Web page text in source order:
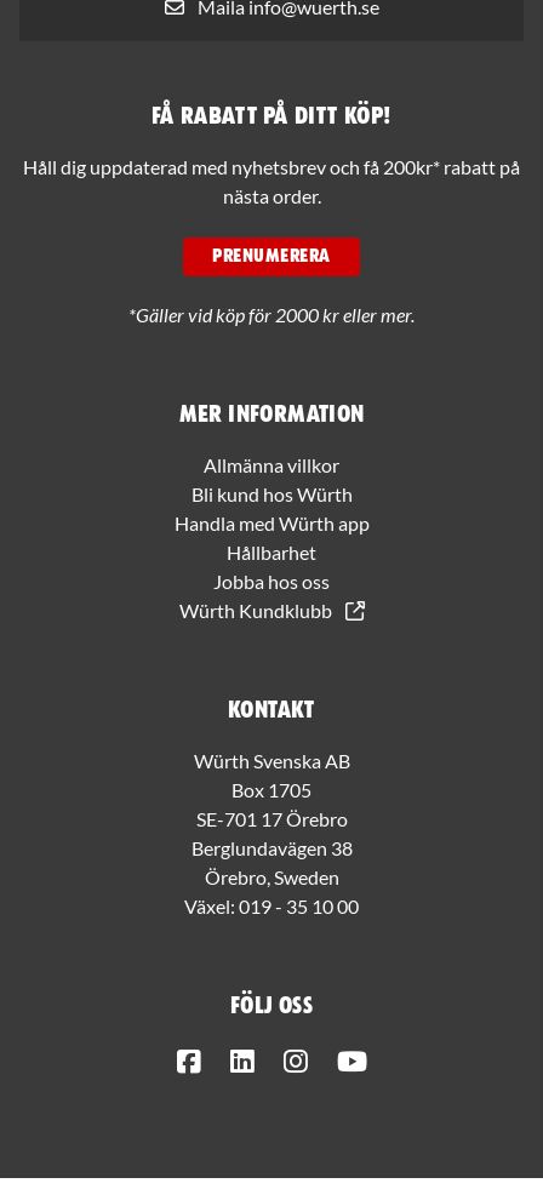
Maila info@wuerth.se
Mer information
Allmänna villkor
Bli kund hos Würth
Handla med Würth app
Hållbarhet
Jobba hos oss
Würth Kundklubb
Kontakt
Würth Svenska AB
Box 1705
SE-701 17 Örebro
Berglundavägen 38
Örebro, Sweden
Växel: 019 - 35 10 00
Följ oss
FacebookLinkedInInstagram
Få rabatt på ditt köp!
Håll dig uppdaterad med nyhetsbrev och få 200kr* rabatt på
nästa order.
PRENUMERERA
*Gäller vid köp för 2000 kr eller mer.